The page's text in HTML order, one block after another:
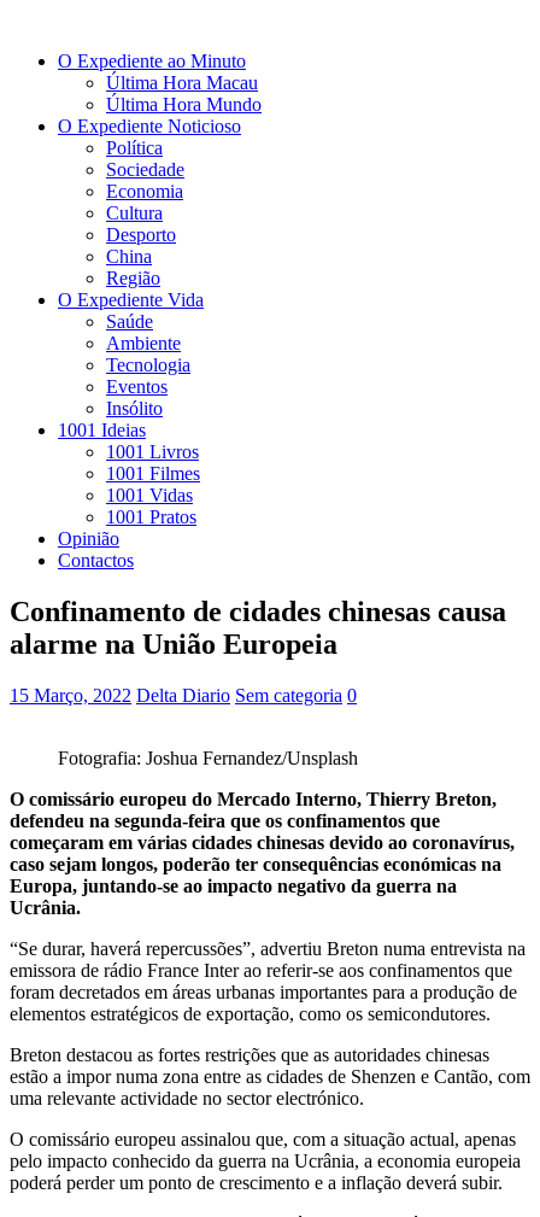
O Expediente ao Minuto
Última Hora Macau
Última Hora Mundo
O Expediente Noticioso
Política
Sociedade
Economia
Cultura
Desporto
China
Região
O Expediente Vida
Saúde
Ambiente
Tecnologia
Eventos
Insólito
1001 Ideias
1001 Livros
1001 Filmes
1001 Vidas
1001 Pratos
Opinião
Contactos
Confinamento de cidades chinesas causa
alarme na União Europeia
15 Março, 2022 Delta Diario Sem categoria 0
Fotografia: Joshua Fernandez/Unsplash
O comissário europeu do Mercado Interno, Thierry Breton,
defendeu na segunda-feira que os confinamentos que
começaram em várias cidades chinesas devido ao coronavírus,
caso sejam longos, poderão ter consequências económicas na
Europa, juntando-se ao impacto negativo da guerra na
Ucrânia.
“Se durar, haverá repercussões”, advertiu Breton numa entrevista na
emissora de rádio France Inter ao referir-se aos confinamentos que
foram decretados em áreas urbanas importantes para a produção de
elementos estratégicos de exportação, como os semicondutores.
Breton destacou as fortes restrições que as autoridades chinesas
estão a impor numa zona entre as cidades de Shenzen e Cantão, com
uma relevante actividade no sector electrónico.
O comissário europeu assinalou que, com a situação actual, apenas
pelo impacto conhecido da guerra na Ucrânia, a economia europeia
poderá perder um ponto de crescimento e a inflação deverá subir.